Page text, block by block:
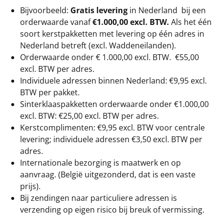
Bijvoorbeeld: Gratis levering in Nederland bij een
orderwaarde vanaf€1.000,00 excl. BTW. Als het één
soort kerstpakketten met levering op één adres in
Nederland betreft (excl. Waddeneilanden).
Orderwaarde onder € 1.000,00 excl. BTW. €55,00
excl. BTW per adres.
Individuele adressen binnen Nederland: €9,95 excl.
BTW per pakket.
Sinterklaaspakketten orderwaarde onder €1.000,00
excl. BTW: €25,00 excl. BTW per adres.
Kerstcomplimenten: €9,95 excl. BTW voor centrale
levering; individuele adressen €3,50 excl. BTW per
adres.
Internationale bezorging is maatwerk en op
aanvraag. (België uitgezonderd, dat is een vaste
prijs).
Bij zendingen naar particuliere adressen is
verzending op eigen risico bij breuk of vermissing.